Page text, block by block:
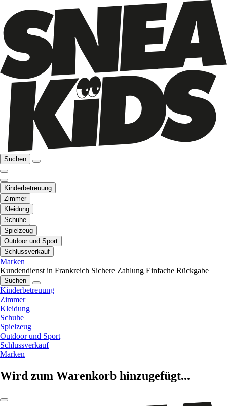
Suchen
Kinderbetreuung
Zimmer
Kleidung
Schuhe
Spielzeug
Outdoor und Sport
Schlussverkauf
Marken
Kundendienst in Frankreich Sichere Zahlung Einfache Rückgabe
Suchen
Kinderbetreuung
Zimmer
Kleidung
Schuhe
Spielzeug
Outdoor und Sport
Schlussverkauf
Marken
Wird zum Warenkorb hinzugefügt...